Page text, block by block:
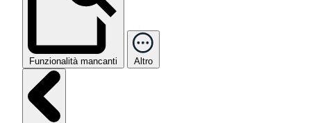
Funzionalità mancanti Altro